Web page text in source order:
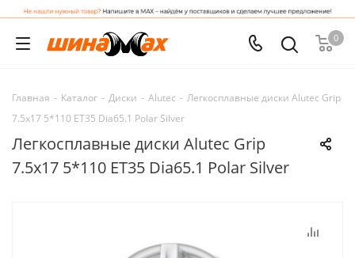
0
Главная - Каталог - Диски - Alutec - Легкосплавные диски Alutec Grip
7.5x17 5*110 ET35 Dia65.1 Polar Silver
Легкосплавные диски Alutec Grip
7.5x17 5*110 ET35 Dia65.1 Polar Silver